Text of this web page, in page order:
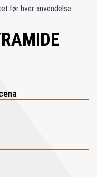
før hver anvendelse.